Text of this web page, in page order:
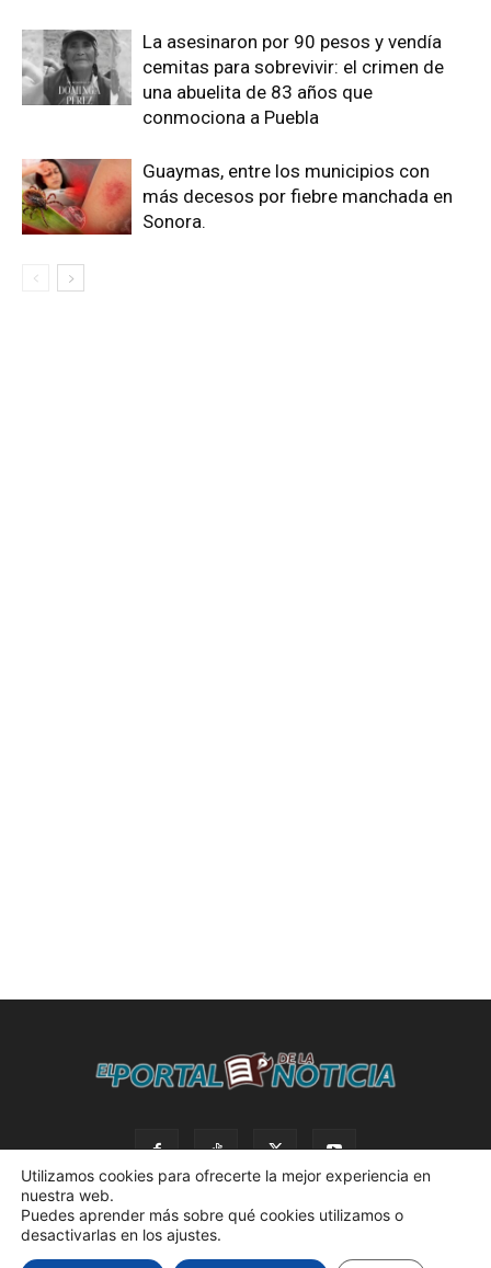
La asesinaron por 90 pesos y vendía
cemitas para sobrevivir: el crimen de
una abuelita de 83 años que
conmociona a Puebla
Guaymas, entre los municipios con
más decesos por fiebre manchada en
Sonora.
© 2023 El Portal de la Noticia. Todos los derechos reservados. |
Utilizamos cookies para ofrecerte la mejor experiencia en
nuestra web.
Puedes aprender más sobre qué cookies utilizamos o
desactivarlas en los ajustes.